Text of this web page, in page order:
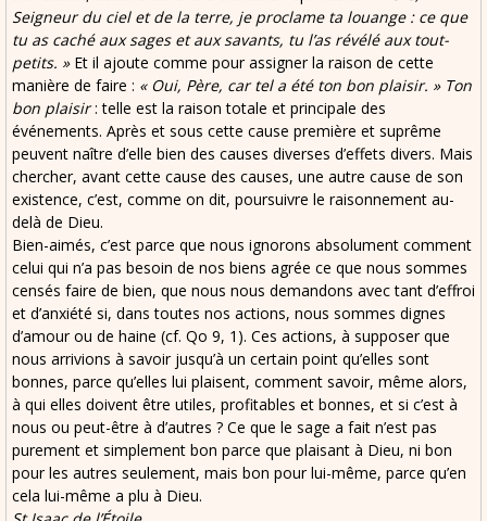
Seigneur du ciel et de la terre, je proclame ta louange : ce que
tu as caché aux sages et aux savants, tu l’as révélé aux tout-
petits. »Et il ajoute comme pour assigner la raison de cette
manière de faire : « Oui, Père, car tel a été ton bon plaisir. » Ton
bon plaisir: telle est la raison totale et principale des
événements. Après et sous cette cause première et suprême
peuvent naître d’elle bien des causes diverses d’effets divers. Mais
chercher, avant cette cause des causes, une autre cause de son
existence, c’est, comme on dit, poursuivre le raisonnement au-
delà de Dieu.
Bien-aimés, c’est parce que nous ignorons absolument comment
celui qui n’a pas besoin de nos biens agrée ce que nous sommes
censés faire de bien, que nous nous demandons avec tant d’effroi
et d’anxiété si, dans toutes nos actions, nous sommes dignes
d’amour ou de haine (cf. Qo 9, 1). Ces actions, à supposer que
nous arrivions à savoir jusqu’à un certain point qu’elles sont
bonnes, parce qu’elles lui plaisent, comment savoir, même alors,
à qui elles doivent être utiles, profitables et bonnes, et si c’est à
nous ou peut-être à d’autres ? Ce que le sage a fait n’est pas
purement et simplement bon parce que plaisant à Dieu, ni bon
pour les autres seulement, mais bon pour lui-même, parce qu’en
cela lui-même a plu à Dieu.